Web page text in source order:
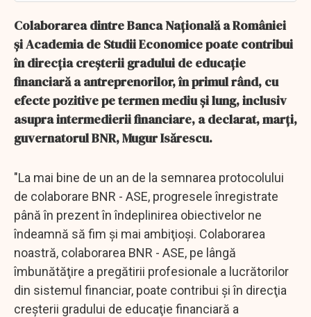
Colaborarea dintre Banca Naţională a României
şi Academia de Studii Economice poate contribui
în direcţia creşterii gradului de educaţie
financiară a antreprenorilor, în primul rând, cu
efecte pozitive pe termen mediu şi lung, inclusiv
asupra intermedierii financiare, a declarat, marţi,
guvernatorul BNR, Mugur Isărescu.
"La mai bine de un an de la semnarea protocolului
de colaborare BNR - ASE, progresele înregistrate
până în prezent în îndeplinirea obiectivelor ne
îndeamnă să fim şi mai ambiţioşi. Colaborarea
noastră, colaborarea BNR - ASE, pe lângă
îmbunătăţire a pregătirii profesionale a lucrătorilor
din sistemul financiar, poate contribui şi în direcţia
creşterii gradului de educaţie financiară a